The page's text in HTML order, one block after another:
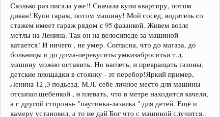
Сколько раз писала уже!! Сначала купи квартиру, потом
диван! Купи гараж, потом машину! Мой сосед, водитель со
стажем имеет гараж рядом с 95 фазанкой. Живем возле
метлы на Ленина. Так он на велосипеде за машиной
катается! И ничего , не умер. Согласна, что до магаза, до
больницы и до дома-перекуситьсумкизаброситьи т.д.
машину можно оставить. Но наглеть, и превращать газоны,
детские площадки в стоянку - эт перебор!Яркий пример,
Ленина 12 ,3 подьезд. М.Л. себе личное место для машины
отсыпал щебенкой , и плевать, что в метре находится качели,
а с другой стороны- "паутинка-лазалка " для детей. Ещё и
камеру установил, а то не дай Бог что с машиной случится..